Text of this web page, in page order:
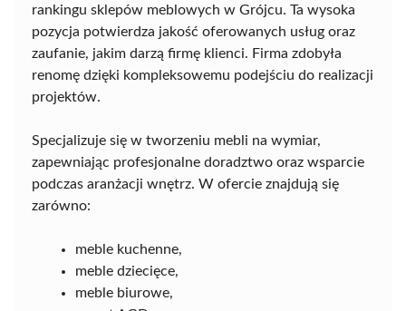
rankingu sklepów meblowych w Grójcu. Ta wysoka
pozycja potwierdza jakość oferowanych usług oraz
zaufanie, jakim darzą firmę klienci. Firma zdobyła
renomę dzięki kompleksowemu podejściu do realizacji
projektów.
Specjalizuje się w tworzeniu mebli na wymiar,
zapewniając profesjonalne doradztwo oraz wsparcie
podczas aranżacji wnętrz. W ofercie znajdują się
zarówno:
meble kuchenne,
meble dziecięce,
meble biurowe,